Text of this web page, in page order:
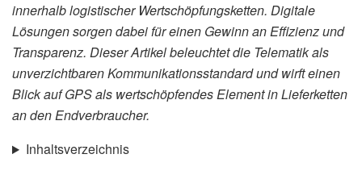
innerhalb logistischer Wertschöpfungsketten. Digitale
Lösungen sorgen dabei für einen Gewinn an Effizienz und
Transparenz. Dieser Artikel beleuchtet die Telematik als
unverzichtbaren Kommunikationsstandard und wirft einen
Blick auf GPS als wertschöpfendes Element in Lieferketten
an den Endverbraucher.
Inhaltsverzeichnis